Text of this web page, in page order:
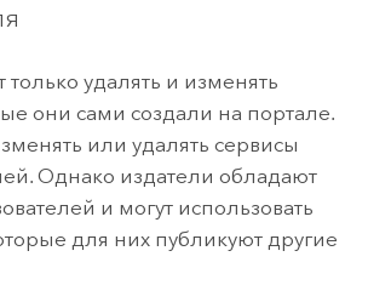
только удалять и изменять
они сами создали на портале.
или удалять сервисы
Однако издатели обладают
и могут использовать
для них публикуют другие